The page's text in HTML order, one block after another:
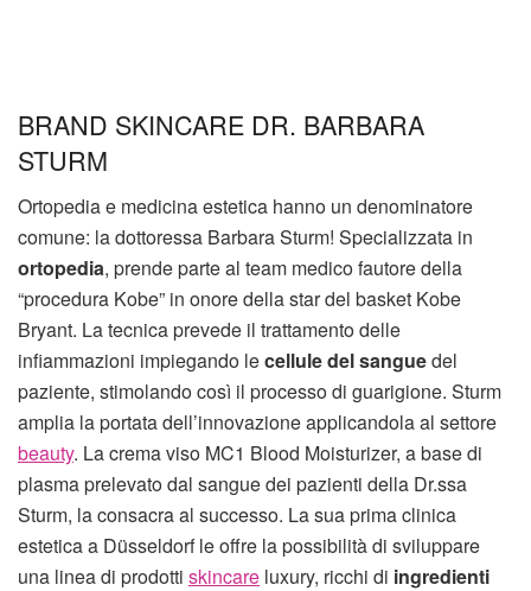
BRAND SKINCARE DR. BARBARA
STURM
Ortopedia e medicina estetica hanno un denominatore
comune: la dottoressa Barbara Sturm! Specializzata in
ortopedia, prende parte al team medico fautore della
“procedura Kobe” in onore della star del basket Kobe
Bryant. La tecnica prevede il trattamento delle
infiammazioni impiegando lecellule del sanguedel
paziente, stimolando così il processo di guarigione. Sturm
amplia la portata dell’innovazione applicandola al settore
beauty. La crema viso MC1 Blood Moisturizer, a base di
plasma prelevato dal sangue dei pazienti della Dr.ssa
Sturm, la consacra al successo. La sua prima clinica
estetica a Düsseldorf le offre la possibilità di sviluppare
una linea di prodotti skincare luxury, ricchi di ingredienti